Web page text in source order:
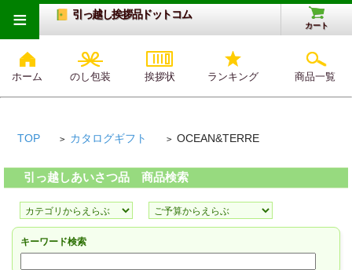
引っ越し挨拶品ドットコム
カート
ホーム のし包装 挨拶状 ランキング 商品一覧
≡
TOP > カタログギフト > OCEAN&TERRE
引っ越しあいさつ品 商品検索
キーワード検索